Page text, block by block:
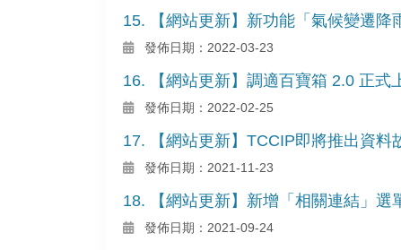
15. 【網站更新】新功能「氣候變遷降
發佈日期：2022-03-23
16. 【網站更新】調適百寶箱 2.0 正
發佈日期：2022-02-25
17. 【網站更新】TCCIP即將推出資料
發佈日期：2021-11-23
18. 【網站更新】新增「相關連結」選
發佈日期：2021-09-24